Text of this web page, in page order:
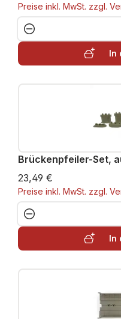
Preise inkl. MwSt. zzgl.
Produkt
In
Brückenpfeiler-Set,
23,49 €
Preise inkl. MwSt. zzgl.
Produkt
In